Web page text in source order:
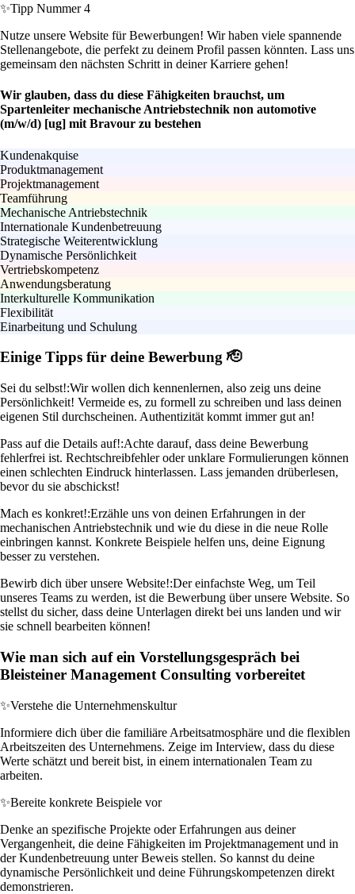
✨Tipp Nummer 4
Nutze unsere Website für Bewerbungen! Wir haben viele spannende
Stellenangebote, die perfekt zu deinem Profil passen könnten. Lass uns
gemeinsam den nächsten Schritt in deiner Karriere gehen!
Wir glauben, dass du diese Fähigkeiten brauchst, um
Spartenleiter mechanische Antriebstechnik non automotive
(m/w/d) [ug] mit Bravour zu bestehen
Kundenakquise
Produktmanagement
Projektmanagement
Teamführung
Mechanische Antriebstechnik
Internationale Kundenbetreuung
Strategische Weiterentwicklung
Dynamische Persönlichkeit
Vertriebskompetenz
Anwendungsberatung
Interkulturelle Kommunikation
Flexibilität
Einarbeitung und Schulung
Einige Tipps für deine Bewerbung 🫡
Sei du selbst!:Wir wollen dich kennenlernen, also zeig uns deine
Persönlichkeit! Vermeide es, zu formell zu schreiben und lass deinen
eigenen Stil durchscheinen. Authentizität kommt immer gut an!
Pass auf die Details auf!:Achte darauf, dass deine Bewerbung
fehlerfrei ist. Rechtschreibfehler oder unklare Formulierungen können
einen schlechten Eindruck hinterlassen. Lass jemanden drüberlesen,
bevor du sie abschickst!
Mach es konkret!:Erzähle uns von deinen Erfahrungen in der
mechanischen Antriebstechnik und wie du diese in die neue Rolle
einbringen kannst. Konkrete Beispiele helfen uns, deine Eignung
besser zu verstehen.
Bewirb dich über unsere Website!:Der einfachste Weg, um Teil
unseres Teams zu werden, ist die Bewerbung über unsere Website. So
stellst du sicher, dass deine Unterlagen direkt bei uns landen und wir
sie schnell bearbeiten können!
Wie man sich auf ein Vorstellungsgespräch bei
Bleisteiner Management Consulting vorbereitet
✨Verstehe die Unternehmenskultur
Informiere dich über die familiäre Arbeitsatmosphäre und die flexiblen
Arbeitszeiten des Unternehmens. Zeige im Interview, dass du diese
Werte schätzt und bereit bist, in einem internationalen Team zu
arbeiten.
✨Bereite konkrete Beispiele vor
Denke an spezifische Projekte oder Erfahrungen aus deiner
Vergangenheit, die deine Fähigkeiten im Projektmanagement und in
der Kundenbetreuung unter Beweis stellen. So kannst du deine
dynamische Persönlichkeit und deine Führungskompetenzen direkt
demonstrieren.